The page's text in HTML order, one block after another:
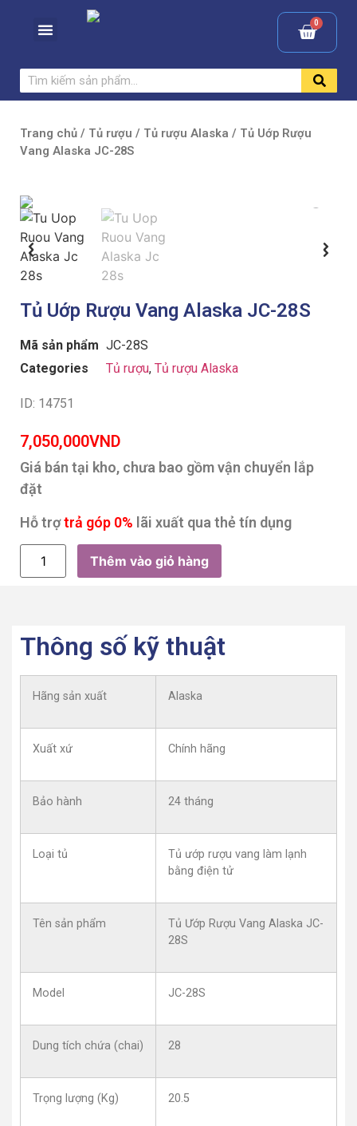
Trang chủ / Tủ rượu / Tủ rượu Alaska / Tủ Uớp Rượu
Vang Alaska JC-28S
Tủ Uớp Rượu Vang Alaska JC-28S
Mã sản phẩm JC-28S
Categories
Tủ rượu, Tủ rượu Alaska
ID: 14751
7,050,000VND
Giá bán tại kho, chưa bao gồm vận chuyển lắp
đặt
Hỗ trợtrả góp 0% lãi xuất qua thẻ tín dụng
Thêm vào giỏ hàng
Thông số kỹ thuật
Hãng sản xuất Alaska
Xuất xứ Chính hãng
Bảo hành 24 tháng
Loại tủ
Tủ ướp rượu vang làm lạnh
bằng điện tử
Tên sản phẩm
Tủ Ướp Rượu Vang Alaska JC-
28S
Model JC-28S
Dung tích chứa (chai) 28
Trọng lượng (Kg) 20.5